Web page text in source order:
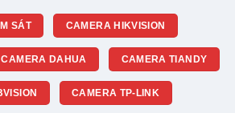
SÁT CAMERA HIKVISION
CAMERA DAHUA CAMERA TIANDY
CAMERA TP-LINK